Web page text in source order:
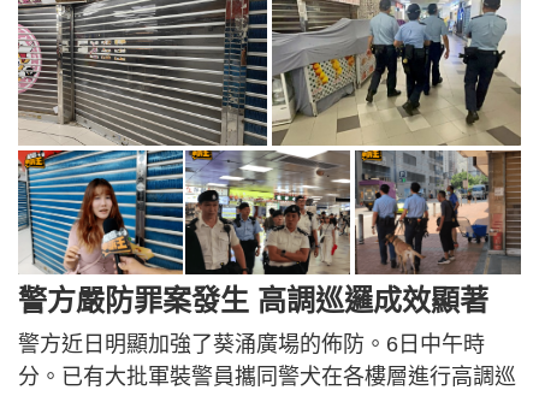
警方嚴防罪案發生 高調巡邏成效顯著
警方近日明顯加強了葵涌廣場的佈防。6日中午時
分。已有大批軍裝警員攜同警犬在各樓層進行高調巡